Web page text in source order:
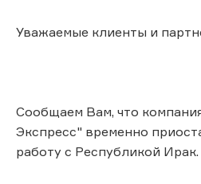
Уважаемые клиенты и
Сообщаем Вам, что
Экспресс" временно
работу с Республикой Ирак.